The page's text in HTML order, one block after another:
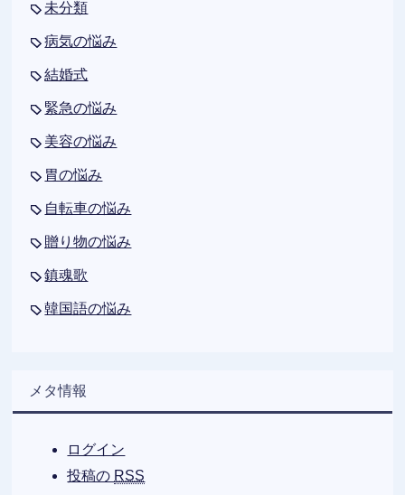
未分類
病気の悩み
結婚式
緊急の悩み
美容の悩み
胃の悩み
自転車の悩み
贈り物の悩み
鎮魂歌
韓国語の悩み
メタ情報
ログイン
投稿の RSS